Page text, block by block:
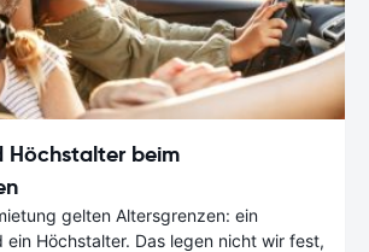
Höchstalter beim
gelten Altersgrenzen: ein
ein Höchstalter. Das legen nicht wir fest,